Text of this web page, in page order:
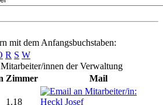
mit dem Anfangsbuchstaben:
R S W
innen der Verwaltung
Zimmer
Mail
1.18